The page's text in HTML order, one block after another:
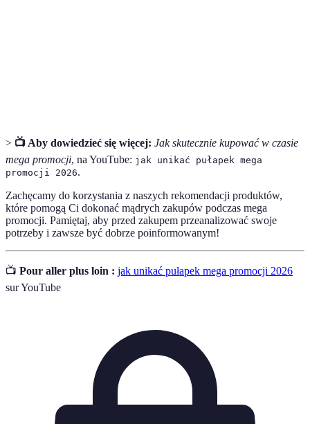
> 📺 Aby dowiedzieć się więcej: Jak skutecznie kupować w czasie
mega promocji, na YouTube: jak unikać pułapek mega
promocji 2026.
Zachęcamy do korzystania z naszych rekomendacji produktów,
które pomogą Ci dokonać mądrych zakupów podczas mega
promocji. Pamiętaj, aby przed zakupem przeanalizować swoje
potrzeby i zawsze być dobrze poinformowanym!
📺 Pour aller plus loin : jak unikać pułapek mega promocji 2026
sur YouTube